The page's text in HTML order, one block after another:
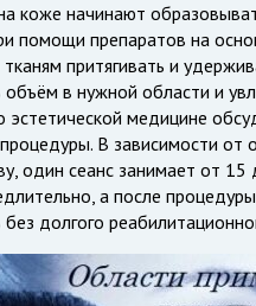
коже начинают
помощи препаратов на
притягивать и
объём в нужной области и
эстетической медицине
В зависимости от
один сеанс занимает от 15
а после
без долгого